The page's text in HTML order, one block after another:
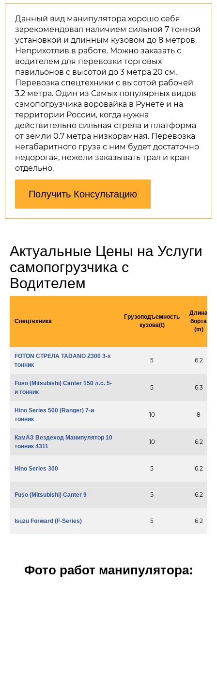
Данный вид манипулятора хорошо себя
зарекомендовал наличием сильной 7 тонной
установкой и длинным кузовом до 8 метров.
Неприхотлив в работе. Можно заказать с
водителем для перевозки торговых
павильонов с высотой до 3 метра 20 см.
Перевозка спецтехники с высотой рабочей
3.2 метра. Один из Самых популярных видов
самопогрузчика воровайка в Рунете и на
территории России, когда нужна
действительно сильная стрела и платформа
от земли 0.7 метра низкорамная. Перевозка
негабаритного груза с ним будет достаточно
недорогая, нежели заказывать трал и кран
отдельно.
Получить Консультацию
Актуальные Цены на Услуги
самопогрузчика с
Водителем
Спецтехника
Грузоподъемность
кузова(t)
Длина
борта
(m)
FOTON СТРЕЛА TADANO Z300 3-х
тонник
5 6.2
Fuso (Mitsubishi) Canter 150 л.с. 5-
и тонник
5 6.3
Hino Series 500 (Ranger) 7-и
тонник
10 8
КамАЗ Вездеход Манипулятор 10
тонник 4311
10 6.2
Hino Series 300 5 6.2
Fuso (Mitsubishi) Canter 9 5 6.2
Isuzu Forward (F-Series) 5 6.2
Фото работ манипулятора: